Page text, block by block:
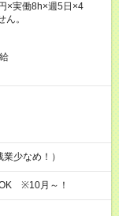
×実働8h×週5日×4
。
少なめ！）
※10月～！